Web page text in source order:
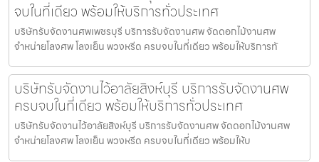
จบในที่เดียว พร้อมให้บริการทั่วประเทศ
บริษัทรับจัดงานศพเพชรบุรี บริการรับจัดงานศพ จัดดอกไม้งานศพ
จำหน่ายโลงศพ โลงเย็น พวงหรีด ครบจบในที่เดียว พร้อมให้บริการทั
บริษัทรับจัดงานไว้อาลัยสิงห์บุรี บริการรับจัดงานศพ
ครบจบในที่เดียว พร้อมให้บริการทั่วประเทศ
บริษัทรับจัดงานไว้อาลัยสิงห์บุรี บริการรับจัดงานศพ จัดดอกไม้งานศพ
จำหน่ายโลงศพ โลงเย็น พวงหรีด ครบจบในที่เดียว พร้อมให้บ